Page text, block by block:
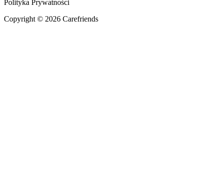
Polityka Prywatności
Copyright © 2026 Carefriends